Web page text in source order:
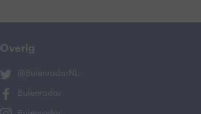
Overig
@BuienradarNL
Buienradar